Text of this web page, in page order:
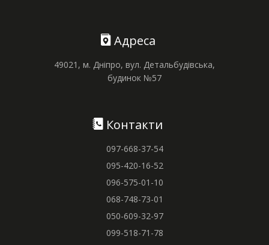
Адреса
49021, м. Дніпро, вул. Детальбудівська,
будинок №57
Контакти
097-668-37-54
095-420-16-52
096-575-01-10
068-748-73-01
050-609-32-97
099-518-71-78